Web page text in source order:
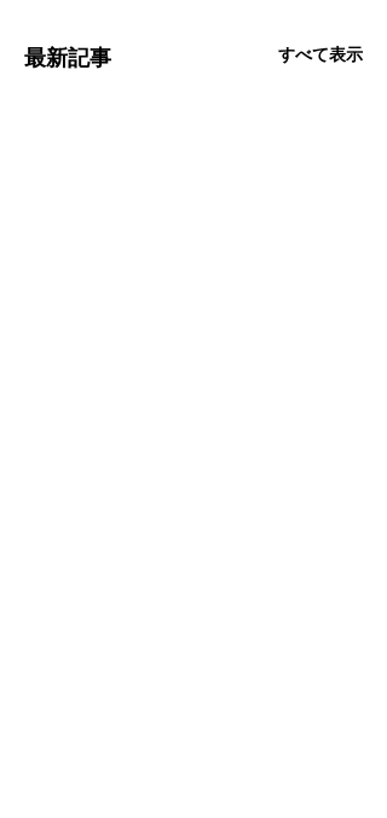
最新記事 すべて表示